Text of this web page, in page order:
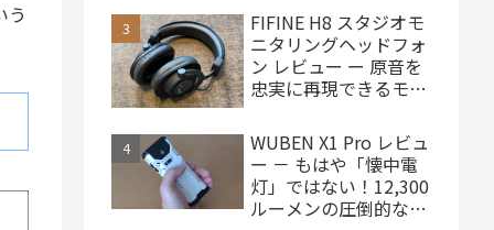
う
ゲーミングタブレット
FIFINE H8 スタジオモ
ニタリングヘッドフォ
ン レビュー ー 原音を
忠実に再現できるモニ
4,000円台で購入でき
ます
WUBEN X1 Pro レビュ
ー － もはや「懐中電
灯」ではない！12,300
ルーメンの圧倒的な輝